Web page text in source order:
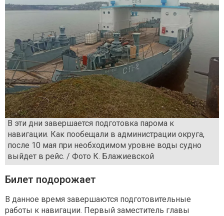
В эти дни завершается подготовка парома к
навигации. Как пообещали в администрации округа,
после 10 мая при необходимом уровне воды судно
выйдет в рейс. / Фото К. Блажиевской
Билет подорожает
В данное время завершаются подготовительные
работы к навигации. Первый заместитель главы